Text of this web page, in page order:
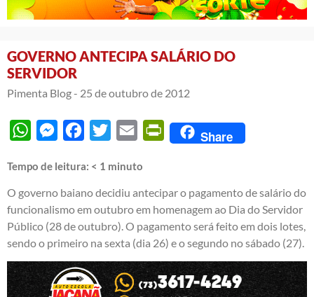
GOVERNO ANTECIPA SALÁRIO DO
SERVIDOR
Pimenta Blog - 25 de outubro de 2012
WhatsAppMessengerFacebook
Twitter Email PrintFriendly
Share
Tempo de leitura: < 1 minuto
O governo baiano decidiu antecipar o pagamento de salário do
funcionalismo em outubro em homenagem ao Dia do Servidor
Público (28 de outubro). O pagamento será feito em dois lotes,
sendo o primeiro na sexta (dia 26) e o segundo no sábado (27).